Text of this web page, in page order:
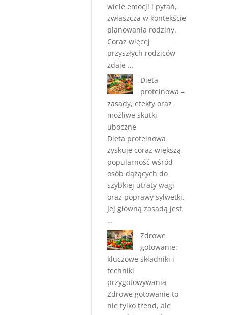
wiele emocji i pytań,
zwłaszcza w kontekście
planowania rodziny.
Coraz więcej
przyszłych rodziców
zdaje …
Dieta
proteinowa –
zasady, efekty oraz
możliwe skutki
uboczne
Dieta proteinowa
zyskuje coraz większą
popularność wśród
osób dążących do
szybkiej utraty wagi
oraz poprawy sylwetki.
Jej główną zasadą jest
…
Zdrowe
gotowanie:
kluczowe składniki i
techniki
przygotowywania
Zdrowe gotowanie to
nie tylko trend, ale